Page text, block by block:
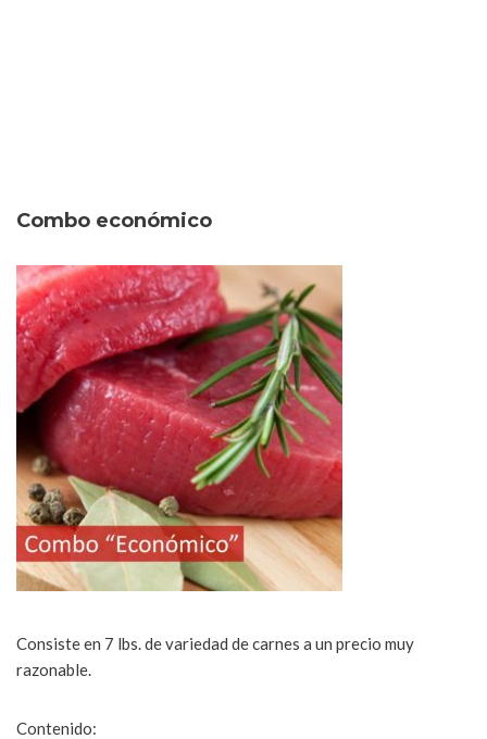
Combo económico
Consiste en 7 lbs. de variedad de carnes a un precio muy
razonable.
Contenido: